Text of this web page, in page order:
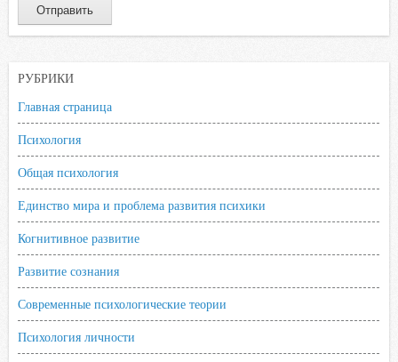
РУБРИКИ
Главная страница
Психология
Общая психология
Единство мира и проблема развития психики
Когнитивное развитие
Развитие сознания
Современные психологические теории
Психология личности